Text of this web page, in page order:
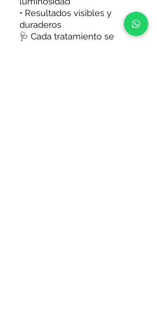
• Resultados visibles y
duraderos
🩺 Cada tratamiento se